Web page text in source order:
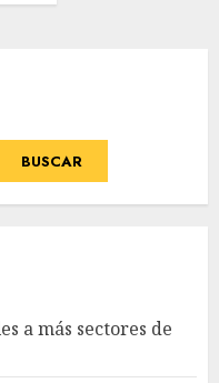
BUSCAR
a más sectores de